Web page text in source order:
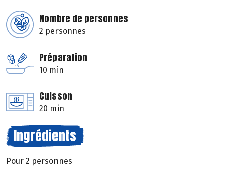
Nombre de personnes
2 personnes
Préparation
10 min
Cuisson
20 min
Ingrédients
Pour 2 personnes